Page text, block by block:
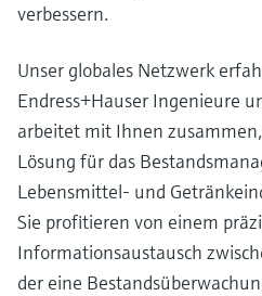
verbessern.
Unser globales Netzwerk
Endress+Hauser Ingenieure
arbeitet mit Ihnen
Lösung für das
Lebensmittel- und
Sie profitieren von einem
Informationsaustausch
der eine